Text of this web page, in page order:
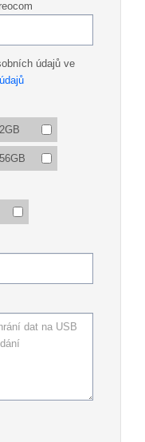
údajů ve